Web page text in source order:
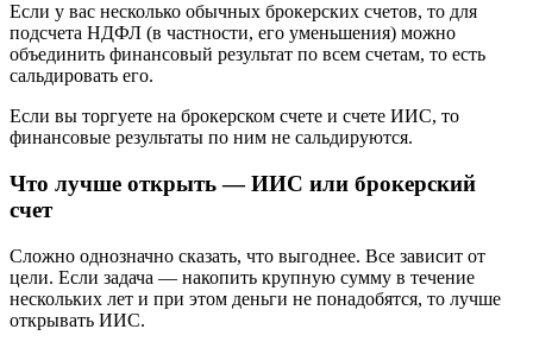
Если у вас несколько обычных брокерских счетов, то для
подсчета НДФЛ (в частности, его уменьшения) можно
объединить финансовый результат по всем счетам, то есть
сальдировать его.
Если вы торгуете на брокерском счете и счете ИИС, то
финансовые результаты по ним не сальдируются.
Что лучше открыть — ИИС или брокерский
счет
Сложно однозначно сказать, что выгоднее. Все зависит от
цели. Если задача — накопить крупную сумму в течение
нескольких лет и при этом деньги не понадобятся, то лучше
открывать ИИС.